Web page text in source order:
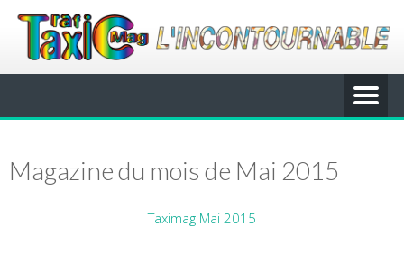
Magazine du mois de Mai 2015
Taximag Mai 2015